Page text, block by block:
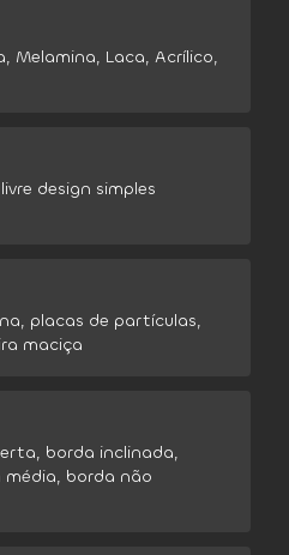
Melamina, Laca, Acrílico,
design simples
placas de partículas,
maciça
borda inclinada,
borda não